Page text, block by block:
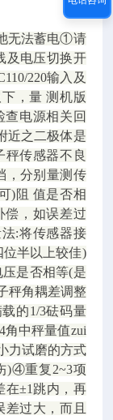
无法蓄电①请
及电压切换开
220输入及
，量 测机版
查电源相关回
近之二极体是
传感器不良
，分别量测传
)阻 值是否相
偿，如误差过
:将传感器接
半以上较佳)
是否相等(是
秤角耦差调整
的1/3砝码量
中秤量值zui
力试磨的方式
)④重复2~3项
在±1跳内，再
过大，而且